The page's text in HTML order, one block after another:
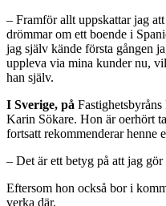
– Framför allt uppskattar jag
drömmar om ett boende i
jag själv kände första gången
uppleva via mina kunder nu,
han själv.
I Sverige, på
Karin Sökare. Hon är oerhört
fortsatt rekommenderar henne
– Det är ett betyg på att jag gör
Eftersom hon också bor i
verka där.